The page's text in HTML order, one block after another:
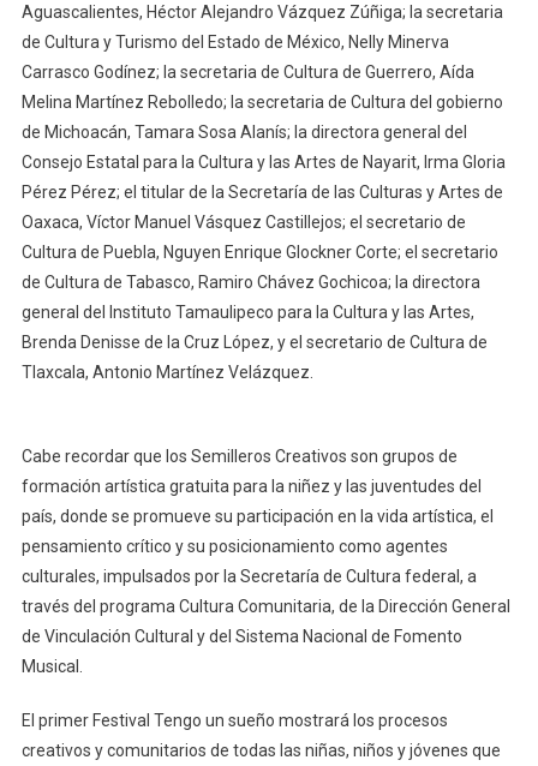
Aguascalientes, Héctor Alejandro Vázquez Zúñiga; la secretaria
de Cultura y Turismo del Estado de México, Nelly Minerva
Carrasco Godínez; la secretaria de Cultura de Guerrero, Aída
Melina Martínez Rebolledo; la secretaria de Cultura del gobierno
de Michoacán, Tamara Sosa Alanís; la directora general del
Consejo Estatal para la Cultura y las Artes de Nayarit, Irma Gloria
Pérez Pérez; el titular de la Secretaría de las Culturas y Artes de
Oaxaca, Víctor Manuel Vásquez Castillejos; el secretario de
Cultura de Puebla, Nguyen Enrique Glockner Corte; el secretario
de Cultura de Tabasco, Ramiro Chávez Gochicoa; la directora
general del Instituto Tamaulipeco para la Cultura y las Artes,
Brenda Denisse de la Cruz López, y el secretario de Cultura de
Tlaxcala, Antonio Martínez Velázquez.
Cabe recordar que los Semilleros Creativos son grupos de
formación artística gratuita para la niñez y las juventudes del
país, donde se promueve su participación en la vida artística, el
pensamiento crítico y su posicionamiento como agentes
culturales, impulsados por la Secretaría de Cultura federal, a
través del programa Cultura Comunitaria, de la Dirección General
de Vinculación Cultural y del Sistema Nacional de Fomento
Musical.
El primer Festival Tengo un sueño mostrará los procesos
creativos y comunitarios de todas las niñas, niños y jóvenes que